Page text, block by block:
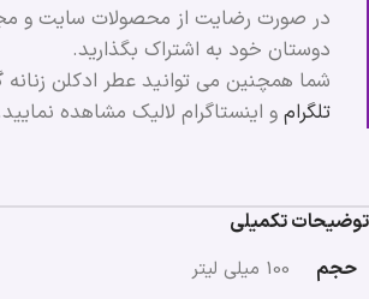
در صورت رضایت از محصولات سایت و
دوستان خود به اشتراک بگذارید.
شما همچنین می توانید عطر ادکلن زنانه
تلگرام و اینستاگرام لالیک مشاهده نمایید.
توضیحات تکمیلی
حجم
100 میلی لیتر